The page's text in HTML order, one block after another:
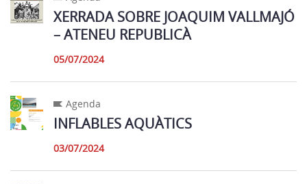
XERRADA SOBRE JOAQUIM VALLMAJÓ
– ATENEU REPUBLICÀ
05/07/2024
Agenda
INFLABLES AQUÀTICS
03/07/2024